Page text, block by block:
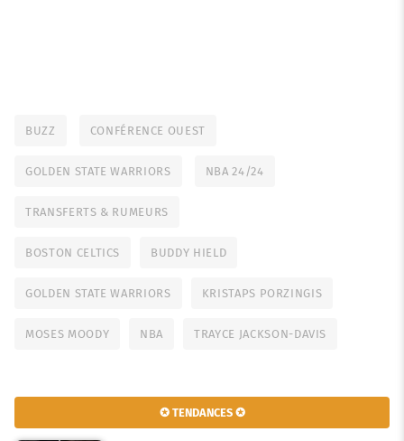
BUZZ CONFÉRENCE OUEST
GOLDEN STATE WARRIORS NBA 24/24
TRANSFERTS & RUMEURS
BOSTON CELTICS BUDDY HIELD
GOLDEN STATE WARRIORS KRISTAPS PORZINGIS
MOSES MOODY NBA TRAYCE JACKSON-DAVIS
✪ TENDANCES ✪